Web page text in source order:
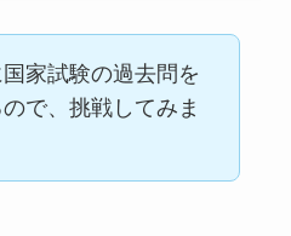
家試験の過去問を
で、挑戦してみま